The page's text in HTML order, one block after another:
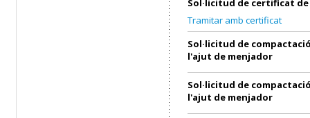
Sol·licitud de certificat
Tramitar amb certificat
Sol·licitud de
l'ajut de menjador
Sol·licitud de
l'ajut de menjador